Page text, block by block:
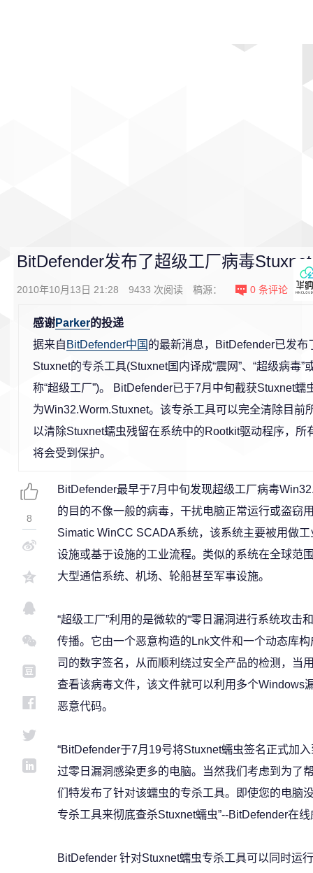
BitDefender发布了超级工厂病毒
2010年10月13日 21:28 9433 次阅读 稿源： 0 条评论
感谢Parker的投递
据来自 BitDefender中国 的最新消息，BitDefender已发布
Stuxnet的专杀工具(Stuxnet国内译成“震网”、“超级病毒”
称“超级工厂”)。 BitDefender已于7月中旬截获Stuxnet蠕
为Win32.Worm.Stuxnet。该专杀工具可以完全清除目前
以清除Stuxnet蠕虫残留在系统中的Rootkit驱动程序，
将会受到保护。
BitDefender最早于7月中旬发现超级工厂病毒
的目的不像一般的病毒，干扰电脑正常运行或盗窃
Simatic WinCC SCADA系统，该系统主要被用做
设施或基于设施的工业流程。类似的系统在全球范
大型通信系统、机场、轮船甚至军事设施。
“超级工厂”利用的是微软的“零日漏洞进行系统攻击
传播。它由一个恶意构造的Lnk文件和一个动态库
司的数字签名，从而顺利绕过安全产品的检测，当
查看该病毒文件，该文件就可以利用多个Windows
恶意代码。
“BitDefender于7月19号将Stuxnet蠕虫签名正式加
过零日漏洞感染更多的电脑。当然我们考虑到为了
们特发布了针对该蠕虫的专杀工具。即使您的电脑
专杀工具来彻底查杀Stuxnet蠕虫”--BitDefender在
BitDefender 针对Stuxnet蠕虫专杀工具可以同时运
8